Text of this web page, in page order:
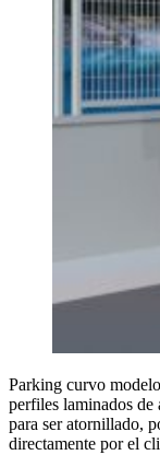
Parking curvo
perfiles laminados de
para ser atornillado,
directamente por el